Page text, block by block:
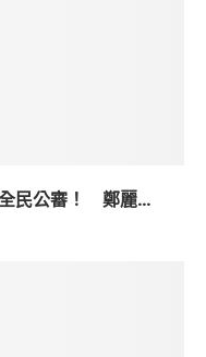
民公審！ 鄭麗...